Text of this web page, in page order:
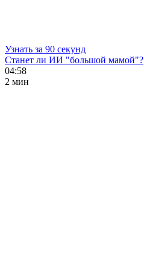
Узнать за 90 секунд
Станет ли ИИ "большой мамой"?
04:58
2 мин